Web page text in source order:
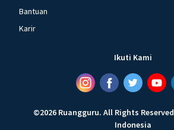
Bantuan
Karir
Ikuti Kami
©2026 Ruangguru. All Rights Reserved
Indonesia